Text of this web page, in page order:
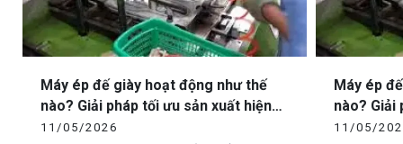
Máy ép đế giày hoạt động như thế
nào? Giải pháp tối ưu sản xuất hiện
đại cùng Vietcha
11/05/2026
Máy ép
nào? Giải
đại cùng
11/05/